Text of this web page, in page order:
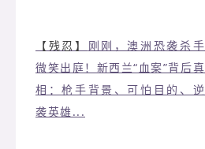
【残忍】 刚刚，澳洲恐袭杀手
微笑出庭！新西兰“血案”背后真
相：枪手背景、可怕目的、逆
袭英雄...